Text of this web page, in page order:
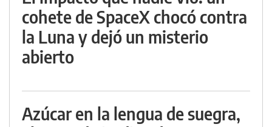
cohete de SpaceX chocó contra
la Luna y dejó un misterio
abierto
Azúcar en la lengua de suegra,